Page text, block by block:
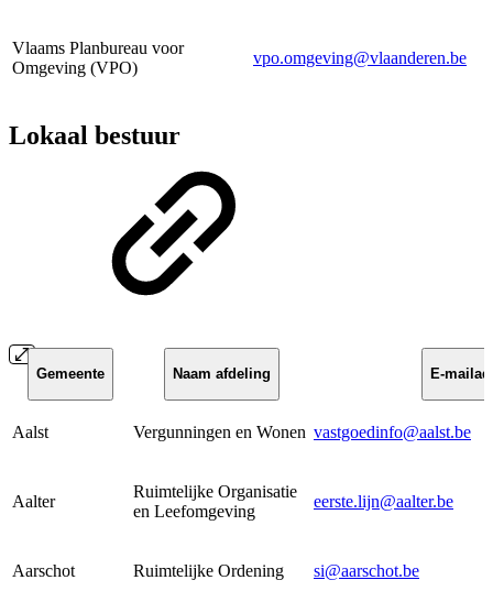
Vlaams Planbureau voor
Omgeving (VPO)
vpo.omgeving@vlaanderen.be
Lokaal bestuur
Gemeente Naam afdeling E-
Aalst Vergunningen en Wonen vastgoedinfo@aalst.be
Aalter
Ruimtelijke Organisatie
en Leefomgeving
eerste.lijn@aalter.be
Aarschot Ruimtelijke Ordening si@aarschot.be